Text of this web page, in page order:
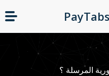
المرسلة ؟